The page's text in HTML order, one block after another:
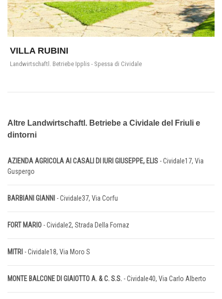
VILLA RUBINI
Landwirtschaftl. Betriebe Ipplis - Spessa di Cividale
Altre Landwirtschaftl. Betriebe a Cividale del Friuli e
dintorni
AZIENDA AGRICOLA AI CASALI DI IURI GIUSEPPE, ELIS - Cividale17, Via
Guspergo
BARBIANI GIANNI - Cividale37, Via Corfu
FORT MARIO - Cividale2, Strada Della Fornaz
MITRI - Cividale18, Via Moro S
MONTE BALCONE DI GIAIOTTO A. & C. S.S. - Cividale40, Via Carlo Alberto